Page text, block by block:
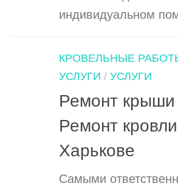
индивидуальном
КРОВЕЛЬНЫЕ
УСЛУГИ / УСЛУГИ
Ремонт крыши
Ремонт
Харькове
Самыми